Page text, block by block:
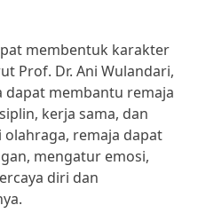
membentuk karakter
Prof. Dr. Ani Wulandari,
membantu remaja
kerja sama, dan
olahraga, remaja dapat
mengatur emosi,
diri dan